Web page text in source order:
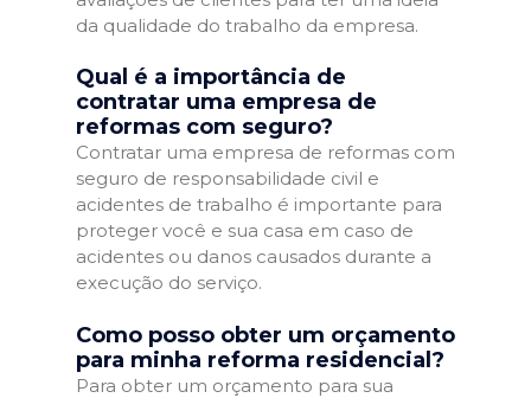
da qualidade do trabalho da empresa.
Qual é a importância de
contratar uma empresa de
reformas com seguro?
Contratar uma empresa de reformas com
seguro de responsabilidade civil e
acidentes de trabalho é importante para
proteger você e sua casa em caso de
acidentes ou danos causados durante a
execução do serviço.
Como posso obter um orçamento
para minha reforma residencial?
Para obter um orçamento para sua